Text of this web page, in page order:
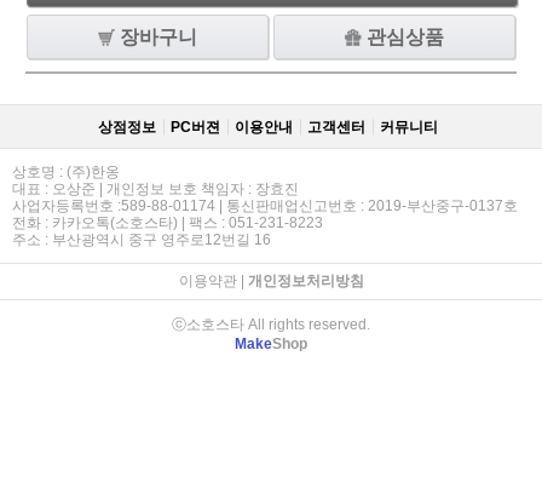
장바구니 관심상품
상점정보 PC버젼 이용안내 고객센터 커뮤니티
상호명 : (주)한옹
대표 : 오상준 | 개인정보 보호 책임자 : 장효진
사업자등록번호 :589-88-01174 | 통신판매업신고번호 : 2019-부산중구-0137호
전화 : 카카오톡(소호스타) | 팩스 : 051-231-8223
주소 : 부산광역시 중구 영주로12번길 16
이용약관| 개인정보처리방침
ⓒ소호스타 All rights reserved.
MakeShop